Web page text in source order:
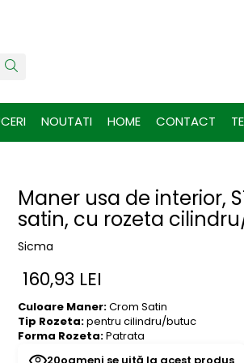
NOUTATI HOME CONTACT
Maner usa de interior,
satin, cu rozeta
Sicma
160,93 LEI
Culoare Maner:Crom Satin
Tip Rozeta:pentru cilindru/butuc
Forma Rozeta:Patrata